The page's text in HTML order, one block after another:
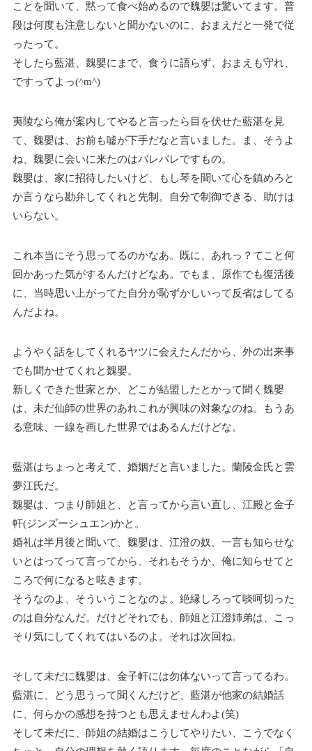
ことを聞いて、黙って食べ始めるので魏嬰は驚いてます。普
段は何度も注意しないと聞かないのに、おまえだと一発で従
ったって。
そしたら藍湛、魏嬰にまで、食うに語らず、おまえも守れ、
ですってよっ(^m^)
夷陵なら俺が案内してやると言ったら目を伏せた藍湛を見
て、魏嬰は、お前も嘘が下手だなと言いました。ま、そうよ
ね、魏嬰に会いに来たのはバレバレですもの。
魏嬰は、家に招待したいけど、もし琴を聞いて心を鎮めろと
か言うなら勘弁してくれと先制。自分で制御できる、助けは
いらない。
これ本当にそう思ってるのかなあ。既に、あれっ？てこと何
回かあった気がするんだけどなあ。でもま、原作でも復活後
に、当時思い上がってた自分が恥ずかしいって反省はしてる
んだよね。
ようやく話をしてくれるヤツに会えたんだから、外の出来事
でも聞かせてくれと魏嬰。
新しくできた世家とか、どこが結盟したとかって聞く魏嬰
は、未だ仙師の世界のあれこれが興味の対象なのね。もうあ
る意味、一線を画した世界ではあるんだけどな。
藍湛はちょっと考えて、婚姻だと言いました。蘭陵金氏と雲
夢江氏だ。
魏嬰は、つまり師姐と、と言ってから言い直し、江殿と金子
軒(ジンズーシュエン)かと。
婚礼は半月後と聞いて、魏嬰は、江澄の奴、一言も知らせな
いとはってって言ってから、それもそうか、俺に知らせてと
ころで何になると呟きます。
そうなのよ、そういうことなのよ。絶縁しろって啖呵切った
のは自分なんだ。 だけどそれでも、師姐と江澄姉弟は、こっ
そり気にしてくれてはいるのよ。それは次回ね。
そして未だに魏嬰は、金子軒には勿体ないって言ってるわ。
藍湛に、どう思うって聞くんだけど、藍湛が他家の結婚話
に、何らかの感想を持つとも思えませんわよ(笑)
そして未だに、師姐の結婚はこうしてやりたい、こうでなく